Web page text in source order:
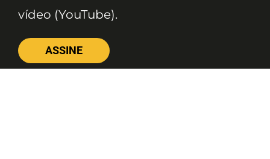
vídeo (YouTube).
ASSINE